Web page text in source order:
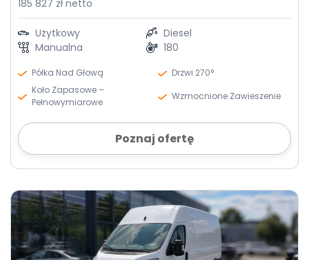
185 827 zł netto
Użytkowy
Diesel
Manualna
180
Półka Nad Głową
Drzwi 270°
Koło Zapasowe –
Pełnowymiarowe
Wzmocnione Zawieszenie
Poznaj ofertę